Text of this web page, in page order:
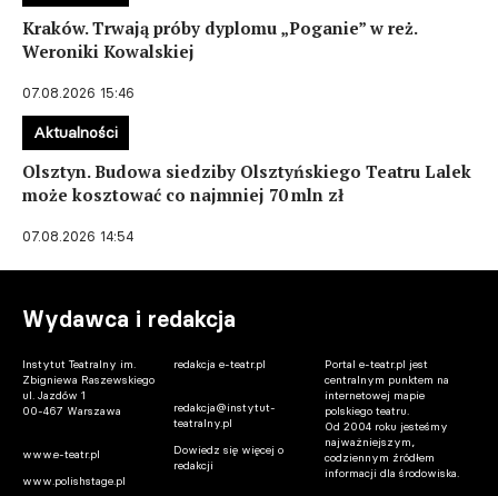
Kraków. Trwają próby dyplomu „Poganie” w reż.
Weroniki Kowalskiej
07.08.2026 15:46
Olsztyn. Budowa siedziby Olsztyńskiego Teatru Lalek
może kosztować co najmniej 70 mln zł
07.08.2026 14:54
Aktualności
Wydawca i redakcja
Instytut Teatralny im.
Zbigniewa Raszewskiego
ul. Jazdów 1
00-467 Warszawa
www.e-teatr.pl
www.polishstage.pl
redakcja e-teatr.pl
redakcja@instytut-
teatralny.pl
Dowiedz się więcej o
redakcji
Portal e-teatr.pl jest
centralnym punktem na
internetowej mapie
polskiego teatru.
Od 2004 roku jesteśmy
najważniejszym,
codziennym źródłem
informacji dla środowiska.